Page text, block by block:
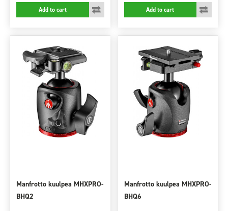
Add to cart Add to cart
Manfrotto kuulpea MHXPRO-
BHQ2
Manfrotto kuulpea MHXPRO-
BHQ6